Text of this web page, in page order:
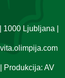
Ljubljana |
Produkcija: AV